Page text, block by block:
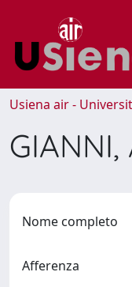
Usiena air -
GIANNI,
Nome completo
Afferenza